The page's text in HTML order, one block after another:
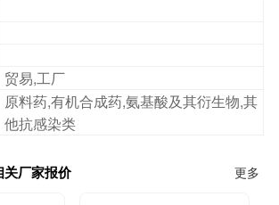
贸易,工厂
原料药,有机合成药,氨基酸及其衍生物,其
他抗感染类
关厂家报价 更多